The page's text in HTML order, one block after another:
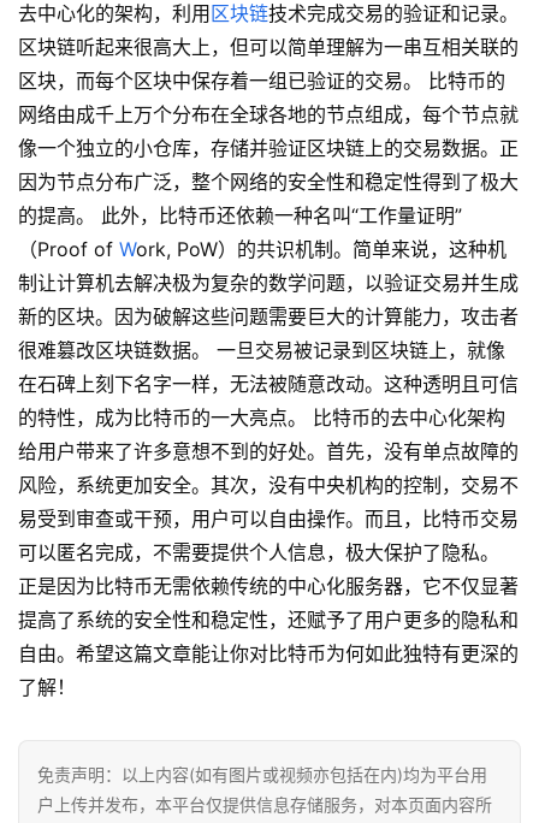
首
页
行
情
去中心化的架构，利用 区块链技术完成交易的验证和记录。
区块链听起来很高大上，但可以简单理解为一串互相关联的
区块，而每个区块中保存着一组已验证的交易。 比特币的
网络由成千上万个分布在全球各地的节点组成，每个节点就
像一个独立的小仓库，存储并验证区块链上的交易数据。正
因为节点分布广泛，整个网络的安全性和稳定性得到了极大
的提高。 此外，比特币还依赖一种名叫“工作量证明”
（Proof of Work, PoW）的共识机制。简单来说，这种机
制让计算机去解决极为复杂的数学问题，以验证交易并生成
新的区块。因为破解这些问题需要巨大的计算能力，攻击者
很难篡改区块链数据。 一旦交易被记录到区块链上，就像
在石碑上刻下名字一样，无法被随意改动。这种透明且可信
的特性，成为比特币的一大亮点。 比特币的去中心化架构
给用户带来了许多意想不到的好处。首先，没有单点故障的
风险，系统更加安全。其次，没有中央机构的控制，交易不
易受到审查或干预，用户可以自由操作。而且，比特币交易
可以匿名完成，不需要提供个人信息，极大保护了隐私。
正是因为比特币无需依赖传统的中心化服务器，它不仅显著
提高了系统的安全性和稳定性，还赋予了用户更多的隐私和
自由。希望这篇文章能让你对比特币为何如此独特有更深的
了解！
免责声明：以上内容(如有图片或视频亦包括在内)均为平台用
户上传并发布，本平台仅提供信息存储服务，对本页面内容所